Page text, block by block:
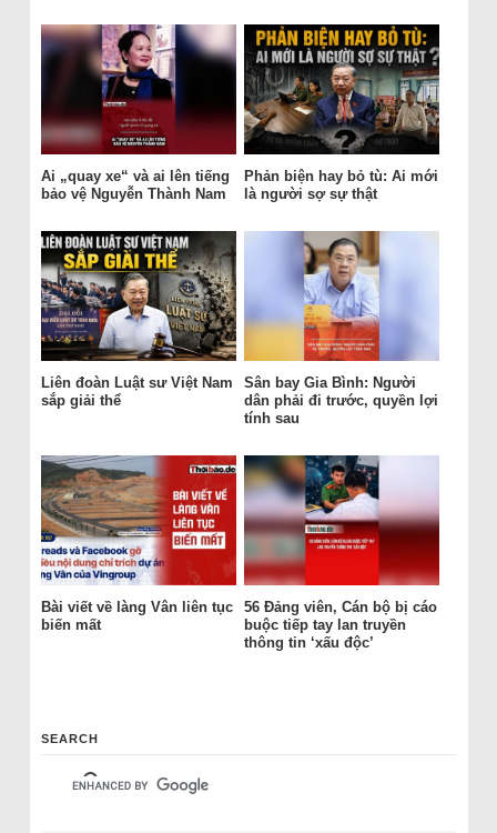
Ai „quay xe“ và ai lên tiếng
bảo vệ Nguyễn Thành Nam
Phản biện hay bỏ tù: Ai mới
là người sợ sự thật
Liên đoàn Luật sư Việt Nam
sắp giải thể
Sân bay Gia Bình: Người
dân phải đi trước, quyền lợi
tính sau
Bài viết về làng Vân liên tục
biến mất
56 Đảng viên, Cán bộ bị cáo
buộc tiếp tay lan truyền
thông tin ‘xấu độc’
SEARCH